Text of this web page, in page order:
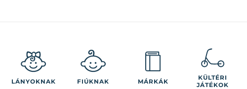
LÁNYOKNAK FIÚKNAK MÁRKÁK
KÜLTÉRI
JÁTÉKOK